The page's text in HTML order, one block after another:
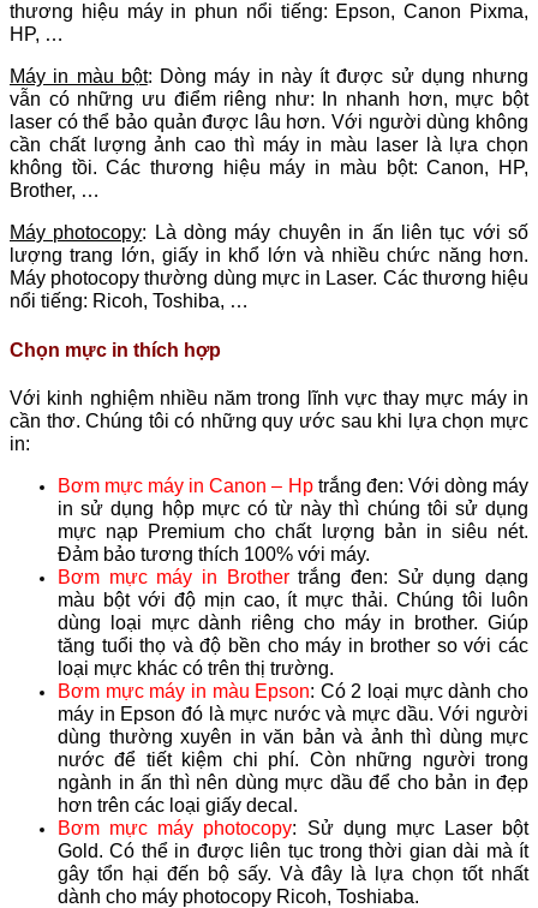
thương hiệu máy in phun nổi tiếng: Epson, Canon Pixma,
HP, …
Máy in màu bột: Dòng máy in này ít được sử dụng nhưng
vẫn có những ưu điểm riêng như: In nhanh hơn, mực bột
laser có thể bảo quản được lâu hơn. Với người dùng không
cần chất lượng ảnh cao thì máy in màu laser là lựa chọn
không tồi. Các thương hiệu máy in màu bột: Canon, HP,
Brother, …
Máy photocopy: Là dòng máy chuyên in ấn liên tục với số
lượng trang lớn, giấy in khổ lớn và nhiều chức năng hơn.
Máy photocopy thường dùng mực in Laser. Các thương hiệu
nổi tiếng: Ricoh, Toshiba, …
Chọn mực in thích hợp
Với kinh nghiệm nhiều năm trong lĩnh vực thay mực máy in
cần thơ. Chúng tôi có những quy ước sau khi lựa chọn mực
in:
Bơm mực máy in Canon – Hptrắng đen: Với dòng máy
in sử dụng hộp mực có từ này thì chúng tôi sử dụng
mực nạp Premium cho chất lượng bản in siêu nét.
Đảm bảo tương thích 100% với máy.
Bơm mực máy in Brothertrắng đen: Sử dụng dạng
màu bột với độ mịn cao, ít mực thải. Chúng tôi luôn
dùng loại mực dành riêng cho máy in brother. Giúp
tăng tuổi thọ và độ bền cho máy in brother so với các
loại mực khác có trên thị trường.
Bơm mực máy in màu Epson: Có 2 loại mực dành cho
máy in Epson đó là mực nước và mực dầu. Với người
dùng thường xuyên in văn bản và ảnh thì dùng mực
nước để tiết kiệm chi phí. Còn những người trong
ngành in ấn thì nên dùng mực dầu để cho bản in đẹp
hơn trên các loại giấy decal.
Bơm mực máy photocopy: Sử dụng mực Laser bột
Gold. Có thể in được liên tục trong thời gian dài mà ít
gây tổn hại đến bộ sấy. Và đây là lựa chọn tốt nhất
dành cho máy photocopy Ricoh, Toshiaba.